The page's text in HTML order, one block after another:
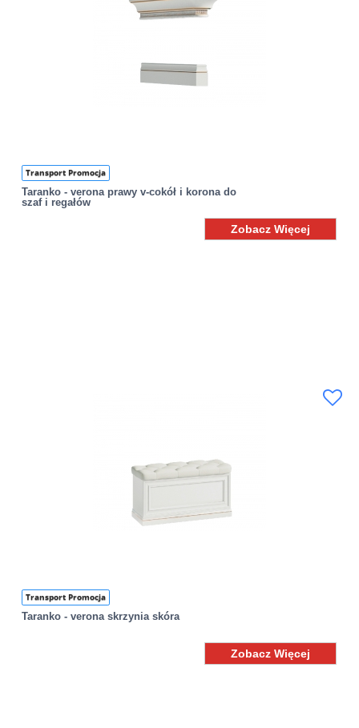
Transport Promocja
Taranko - verona prawy v-cokół i korona do
szaf i regałów
Zobacz Więcej
Transport Promocja
Taranko - verona skrzynia skóra
Zobacz Więcej